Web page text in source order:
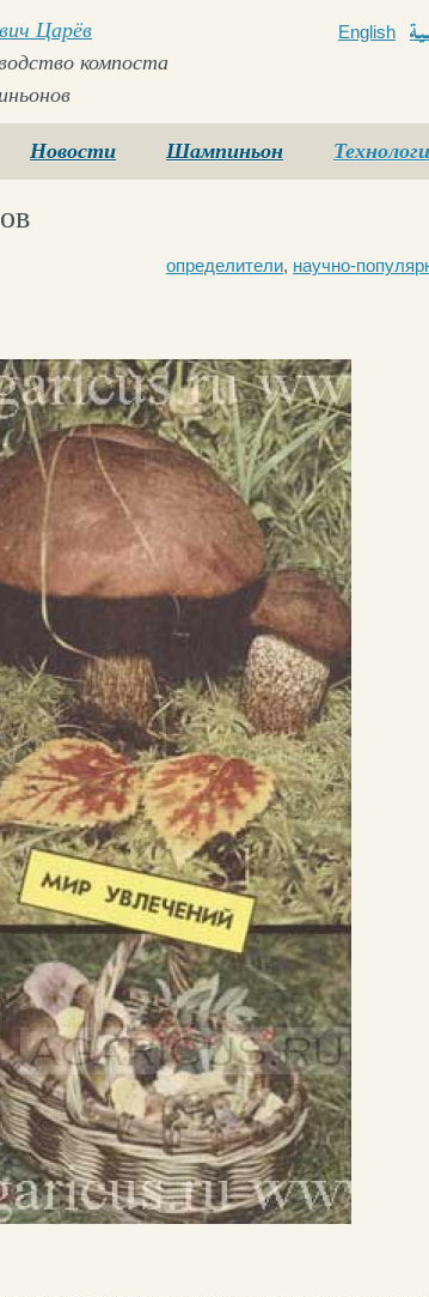
Царёв
компоста
English
Новости Шампиньон
определители, научно-